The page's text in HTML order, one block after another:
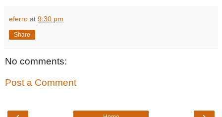
eferro at 9:30 pm
Share
No comments:
Post a Comment